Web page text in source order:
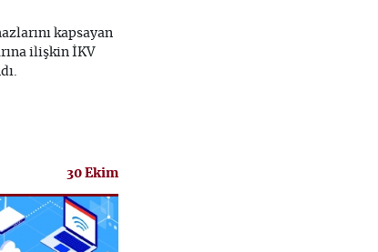
kapsayan
ilişkin İKV
30 Ekim